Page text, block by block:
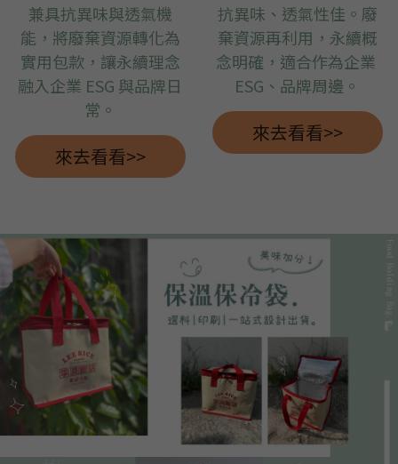
兼具抗異味與透氣機
能，將廢棄資源轉化為
實用包款，讓永續理念
融入企業 ESG 與品牌日
常。
來去看看>>
抗異味、透氣性佳。廢
棄資源再利用，永續概
念明確，適合作為企業
ESG、品牌周邊。
來去看看>>